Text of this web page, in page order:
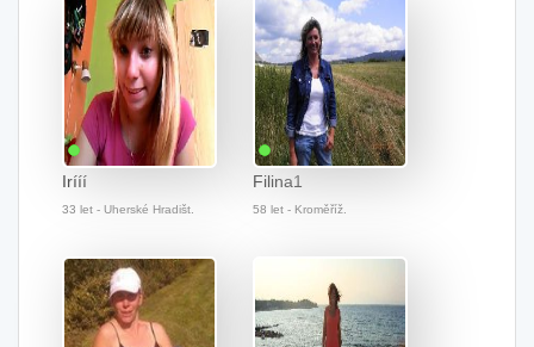
Irííí
33 let - Uherské Hradišt.
Filina1
58 let - Kroměříž.